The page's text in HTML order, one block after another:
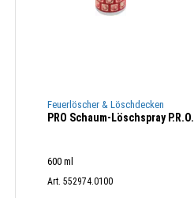
Feuerlöscher & Löschdecken
PRO Schaum-Löschspray P.R.O.
600 ml
Art. 552974.0100